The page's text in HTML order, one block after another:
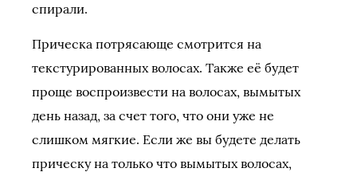
спирали.
Прическа потрясающе смотрится на
текстурированных волосах. Также её будет
проще воспроизвести на волосах, вымытых
день назад, за счет того, что они уже не
слишком мягкие. Если же вы будете делать
прическу на только что вымытых волосах,